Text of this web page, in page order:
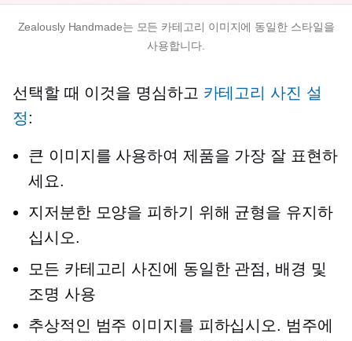
Zealously Handmade는 모든 카테고리 이미지에 동일한 스타일을
사용합니다.
선택할 때 이것을 명심하고 카테고리 사진 설
정:
큰 이미지를 사용하여 제품을 가장 잘 표현하
세요.
지저분한 모양을 피하기 위해 균형을 유지하
십시오.
모든 카테고리 사진에 동일한 관점, 배경 및
조명 사용
추상적인 범주 이미지를 피하십시오. 범주에